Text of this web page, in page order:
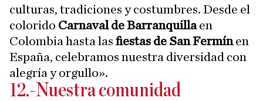
culturas, tradiciones y costumbres. Desde el
colorido Carnaval de Barranquillaen
Colombia hasta las fiestas de San Fermínen
España, celebramos nuestra diversidad con
alegría y orgullo».
12.-Nuestra comunidad